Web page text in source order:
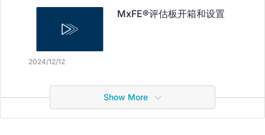
MxFE®评估板开箱和设置
2024/12/12
Show More